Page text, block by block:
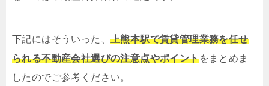
下記にはそういった、 上熊本駅で賃貸管理業務を任せ
られる不動産会社選びの注意点やポイントをまとめま
したのでご参考ください。